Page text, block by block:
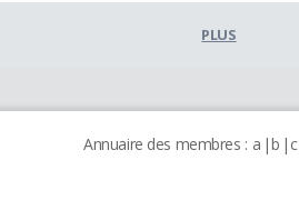
PLUS
Annuaire des membres : a b c